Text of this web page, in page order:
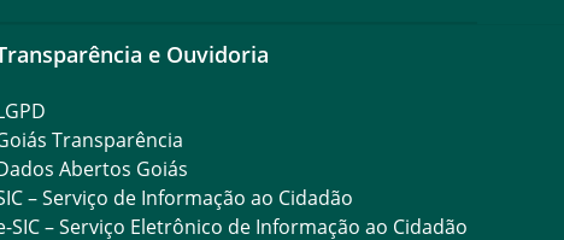
e Ouvidoria
Transparência
Abertos Goiás
– Serviço de Informação ao Cidadão
SIC – Serviço Eletrônico de Informação ao Cidadão